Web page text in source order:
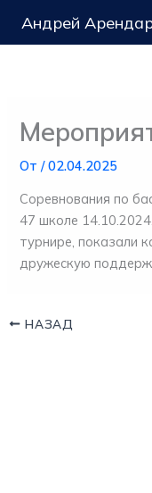
Андрей
От/02.04.2025
Соревнования по
47 школе
турнире, показали
дружескую
НАЗАД